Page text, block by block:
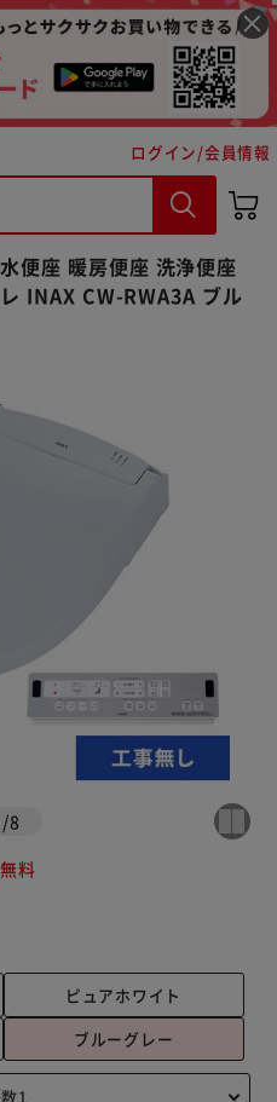
ログイン/会員情報
便座 暖房便座 洗浄便座
INAX CW-RWA3A ブル
/8
料
ピュアホワイト
ブルーグレー
購入手続きへ